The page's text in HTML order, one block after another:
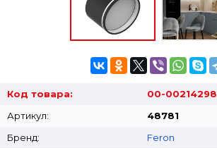
Код товара:
00-00214298
Артикул:
48781
Бренд:
Feron